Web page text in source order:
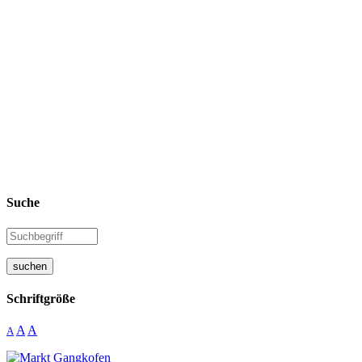
Suche
suchen
Schriftgröße
A A A